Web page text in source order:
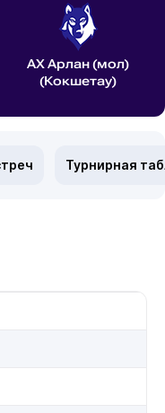
АХ Арлан (мол)
(Кокшетау)
Турнирная